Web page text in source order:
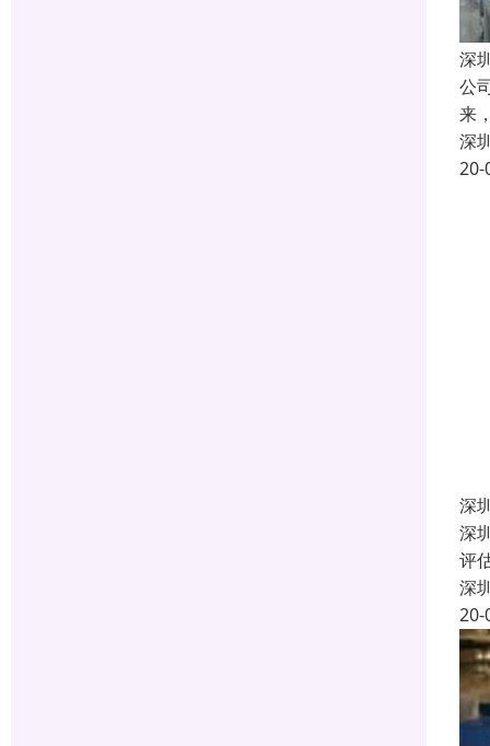
深
公
来
深
20-
深
深
评
深
20-